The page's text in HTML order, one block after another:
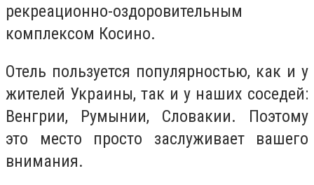
рекреационно-оздоровительным
комплексом Косино.
Отель пользуется популярностью, как и у
жителей Украины, так и у наших соседей:
Венгрии, Румынии, Словакии. Поэтому
это место просто заслуживает вашего
внимания.